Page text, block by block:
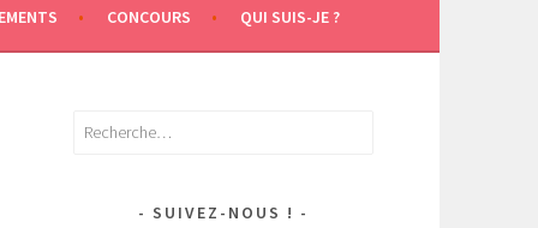
CONCOURS QUI SUIS-JE ?
Rechercher :
SUIVEZ-NOUS !